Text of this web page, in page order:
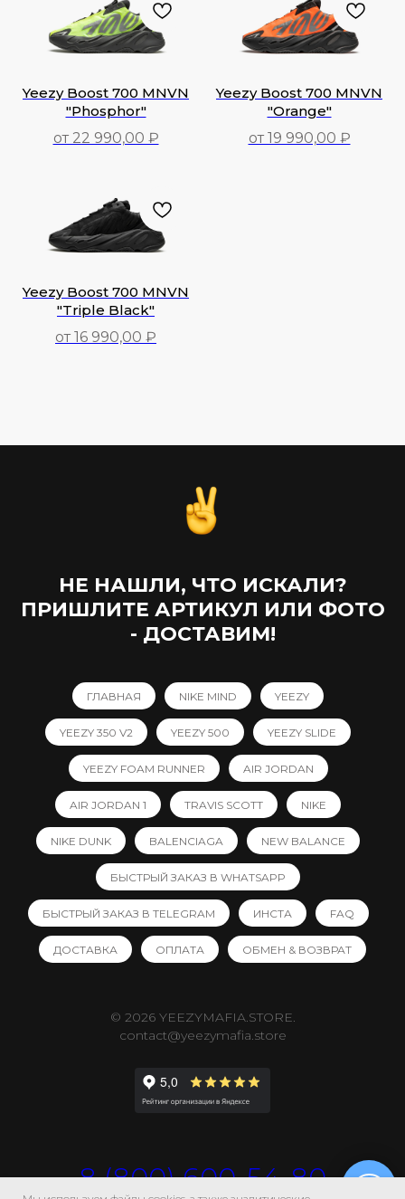
Yeezy Boost 700 MNVN
"Phosphor"
от 22 990,00 ₽
Yeezy Boost 700 MNVN
"Orange"
от 19 990,00 ₽
Yeezy Boost 700 MNVN
"Triple Black"
от 16 990,00 ₽
НЕ НАШЛИ, ЧТО ИСКАЛИ?
ПРИШЛИТЕ АРТИКУЛ ИЛИ ФОТО
- ДОСТАВИМ!
ГЛАВНАЯ NIKE MIND YEEZY
YEEZY 350 V2 YEEZY 500 YEEZY SLIDE
YEEZY FOAM RUNNER AIR JORDAN
AIR JORDAN 1 TRAVIS SCOTT NIKE
NIKE DUNK BALENCIAGA NEW BALANCE
БЫСТРЫЙ ЗАКАЗ В WHATSAPP
БЫСТРЫЙ ЗАКАЗ В TELEGRAM ИНСТА FAQ
ДОСТАВКА ОПЛАТА ОБМЕН & ВОЗВРАТ
© 2026 YEEZYMAFIA.STORE.
contact@yeezymafia.store
8 (800) 600-54-80